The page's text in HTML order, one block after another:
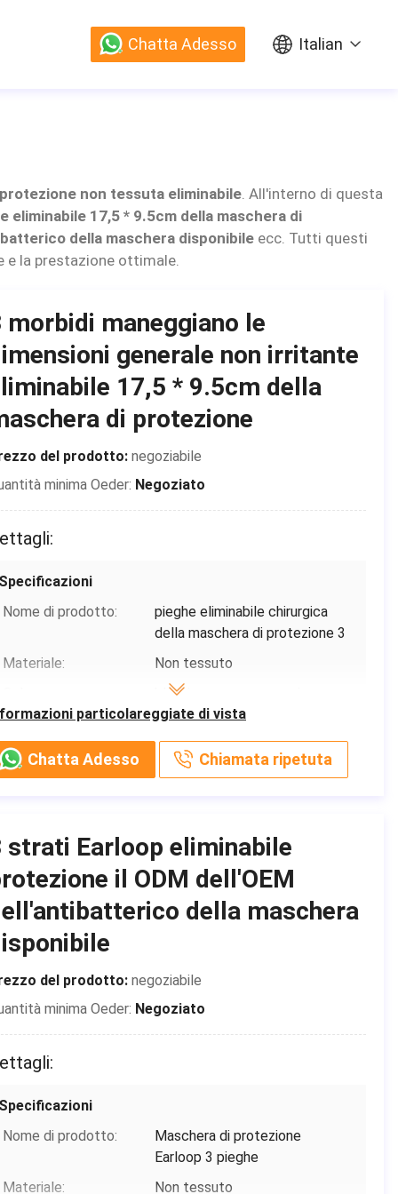
Italian
Chatta Adesso
non tessuta eliminabile. All'interno di questa
17,5 * 9.5cm della maschera di
della maschera disponibile ecc. Tutti questi
e la prestazione ottimale.
particolareggiate di vista
morbidi maneggiano le
generale non irritante
17,5 * 9.5cm della
di protezione
del prodotto: negoziabile
minima Oeder: Negoziato
Specificazioni
Nome di prodotto:
pieghe eliminabile chirurgica
della maschera di protezione 3
Materiale:
Non tessuto
blu, bianco, rosa o su misura
Dimensione:
17,5 x 9,5 cm per l'adulto
Caratteristica:
Protettivo da Covid-19
Efficienza di filtrazione: ≥ 99% DI B.F.E≥ 95/99% PFE
di base
Luogo di origine:
La CINA
Marca:
Shanghai Shark Medical Supplies
Certificazione:
Numero di modello:
tessuta eliminabile
di pagamento e spedizione
Imballaggi particolari:
imballato in un sacchetto di
pla
Tempi di consegna:
2-7 giorni (feste comprese)
Chatta Adesso Chiamata ripetuta
strati Earloop eliminabile
il ODM dell'OEM
della maschera
del prodotto: negoziabile
minima Oeder: Negoziato
Specificazioni
Nome di prodotto:
Maschera di protezione
Earloop 3 pieghe
Materiale:
Non tessuto